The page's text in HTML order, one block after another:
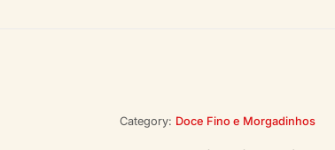
Category: Doce Fino e Morgadinhos